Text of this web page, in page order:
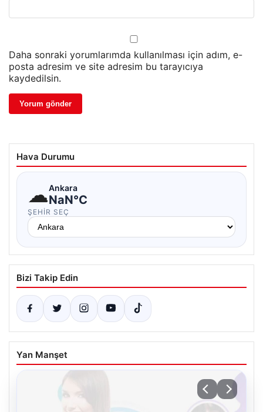
Daha sonraki yorumlarımda kullanılması için adım, e-
posta adresim ve site adresim bu tarayıcıya
kaydedilsin.
Hava Durumu
☁Ankara
NaN°C
ŞEHIR SEÇ
Bizi Takip Edin
Yan Manşet